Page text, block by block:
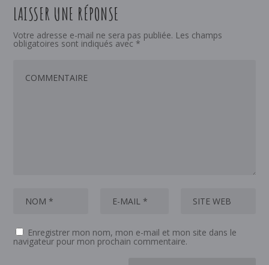
LAISSER UNE RÉPONSE
Votre adresse e-mail ne sera pas publiée. Les champs
obligatoires sont indiqués avec *
Enregistrer mon nom, mon e-mail et mon site dans le
navigateur pour mon prochain commentaire.